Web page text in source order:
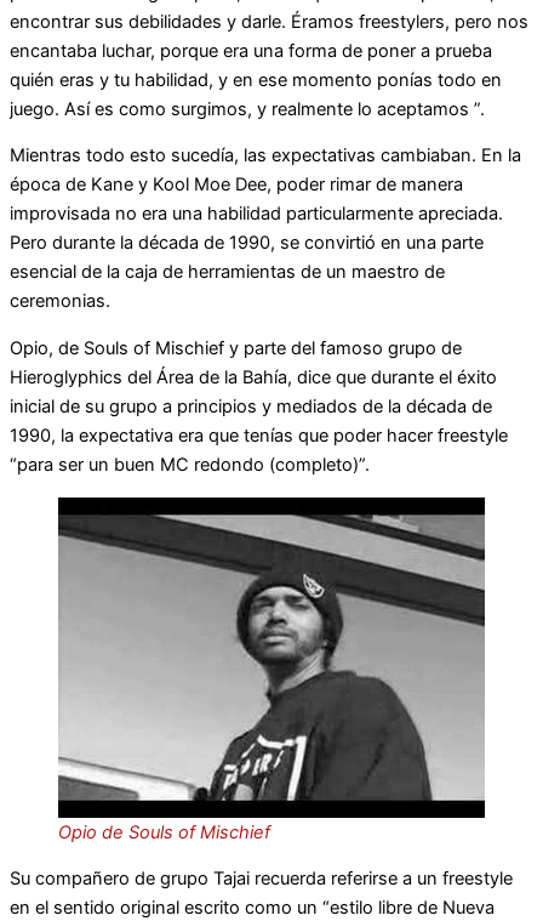
encontrar sus debilidades y darle. Éramos freestylers, pero nos
encantaba luchar, porque era una forma de poner a prueba
quién eras y tu habilidad, y en ese momento ponías todo en
juego. Así es como surgimos, y realmente lo aceptamos ”.
Mientras todo esto sucedía, las expectativas cambiaban. En la
época de Kane y Kool Moe Dee, poder rimar de manera
improvisada no era una habilidad particularmente apreciada.
Pero durante la década de 1990, se convirtió en una parte
esencial de la caja de herramientas de un maestro de
ceremonias.
Opio, de Souls of Mischief y parte del famoso grupo de
Hieroglyphics del Área de la Bahía, dice que durante el éxito
inicial de su grupo a principios y mediados de la década de
1990, la expectativa era que tenías que poder hacer freestyle
“para ser un buen MC redondo (completo)”.
Opio de Souls of Mischief
Su compañero de grupo Tajai recuerda referirse a un freestyle
en el sentido original escrito como un “estilo libre de Nueva